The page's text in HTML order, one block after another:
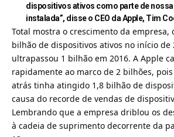
dispositivos ativos como parte de
instalada”, disse o CEO da Apple, Tim
Total mostra o crescimento da empresa,
bilhão de dispositivos ativos no início de
ultrapassou 1 bilhão em 2016. A Apple
rapidamente ao marco de 2 bilhões,
atrás tinha atingido 1,8 bilhão de
causa do recorde de vendas de
Lembrando que a empresa driblou os
à cadeia de suprimento decorrente da